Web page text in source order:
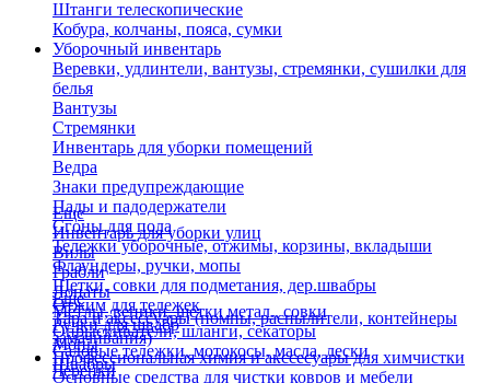
Штанги телескопические
Кобура, колчаны, пояса, сумки
Уборочный инвентарь
Веревки, удлинтели, вантузы, стремянки, сушилки для
белья
Вантузы
Стремянки
Инвентарь для уборки помещений
Ведра
Знаки предупреждающие
Пады и падодержатели
Сгоны для пола
Тележки уборочные, отжимы, корзины, вкладыши
Флаундеры, ручки, мопы
Щетки, совки для подметания, дер.швабры
Отжим для тележек
Ручки для швабр
Мопы
Швабры
Еще
Инвентарь для уборки улиц
Вилы
Грабли
Лопаты
Метлы, веники, щетки метал., совки
Опрыскиватели, шланги, секаторы
Садовые тележки, мотокосы, масла, лески
Черенки
Еще
Тара и аксессуары (помпы, распылители, контейнеры
замачивания)
Профессиональная химия и акссесуары для химчистки
Основные средства для чистки ковров и мебели